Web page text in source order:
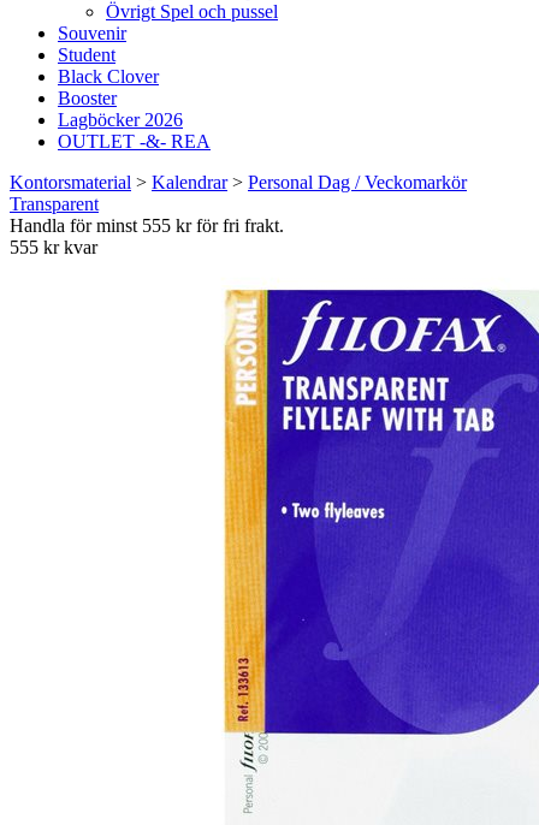
Övrigt Spel och pussel
Souvenir
Student
Black Clover
Booster
Lagböcker 2026
OUTLET -&- REA
Kontorsmaterial > Kalendrar> Personal Dag / Veckomarkör
Transparent
Handla för minst 555 kr för fri frakt.
555 kr kvar